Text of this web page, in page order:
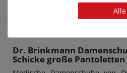
Dr. Brinkmann
Schicke große